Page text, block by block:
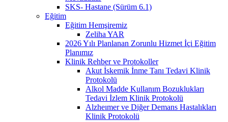
SKS- Hastane (Sürüm 6.1)
Eğitim
Eğitim Hemşiremiz
Zeliha YAR
2026 Yılı Planlanan Zorunlu Hizmet İçi Eğitim
Planımız
Klinik Rehber ve Protokoller
Akut İskemik İnme Tanı Tedavi Klinik
Protokolü
Alkol Madde Kullanım Bozuklukları
Tedavi İzlem Klinik Protokolü
Alzheımer ve Diğer Demans Hastalıkları
Klinik Protokolü